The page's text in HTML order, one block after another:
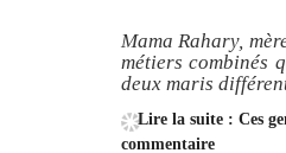
Mama Rahary,
métiers combinés
deux maris
Lire la suite : Ces
commentaire